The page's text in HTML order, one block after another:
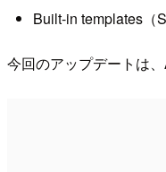
Built-in templates（
今回のアップデートは